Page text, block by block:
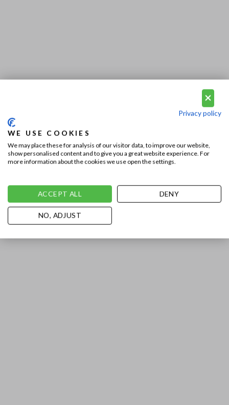
Privacy policy
WE USE COOKIES
We may place these for analysis of our visitor data, to improve our website,
show personalised content and to give you a great website experience. For
more information about the cookies we use open the settings.
ACCEPT ALL DENY
NO, ADJUST